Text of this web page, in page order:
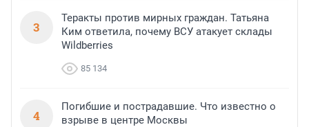
3
Теракты против мирных граждан. Татьяна
Ким ответила, почему ВСУ атакует склады
Wildberries
85 134
4
Погибшие и пострадавшие. Что известно о
взрыве в центре Москвы